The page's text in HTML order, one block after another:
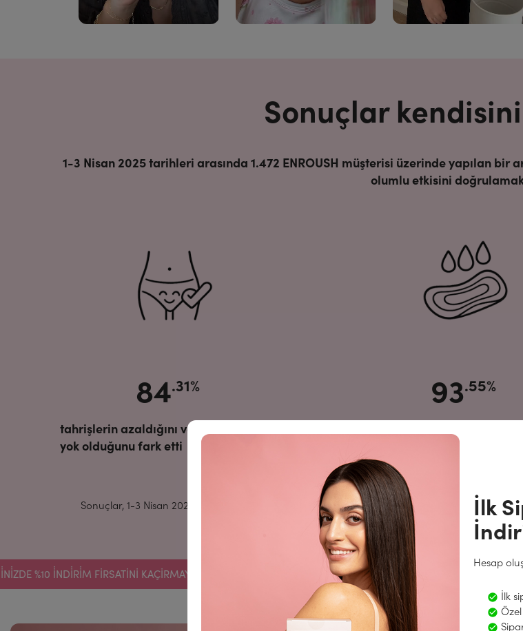
Sonuçlar
1-3 Nisan 2025 tarihleri arasında 1.472 ENROUSH müşterisi üzerinde yapılan
olumlu etkisini
84.31%
tahrişlerin azaldığını veya tamamen
yok olduğunu fark etti
93.55%
iyi veya mükemmel olarak
değerlendirdi
Sonuçlar, 1-3 Nisan 2025 tarihleri arasında gerçekleştirilen bir ankete katılan 1.472 ENROUSH
deneyimlerini ve görüşlerini yansıtacak şekilde
İNDİRİM FIRSATINI KAÇIRMAYIN. KAYDOLUN VE İLK ALIŞVERİŞİNİZDE %10 İNDİRİM FIRSATINI
İlk
Hesap
İlk